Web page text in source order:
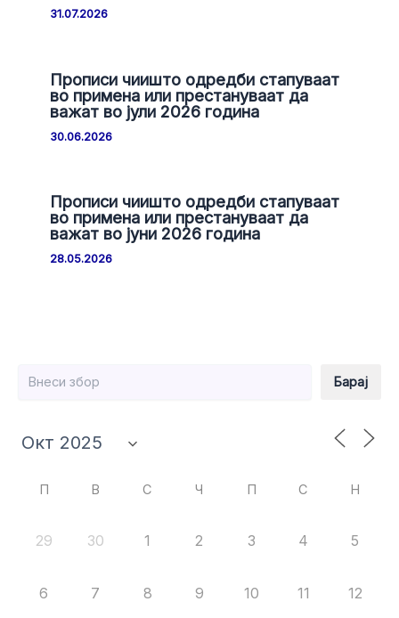
31.07.2026
Прописи чиишто одредби стапуваат
во примена или престануваат да
важат во јули 2026 година
30.06.2026
Прописи чиишто одредби стапуваат
во примена или престануваат да
важат во јуни 2026 година
28.05.2026
Барај
П В С Ч П С Н
29 30 1 2 3 4 5
6 7 8 9 10 11 12